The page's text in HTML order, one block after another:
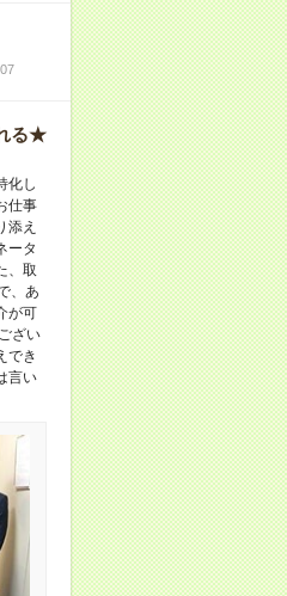
る★
化し
仕事
添え
ータ
、取
、あ
が可
ざい
でき
言い